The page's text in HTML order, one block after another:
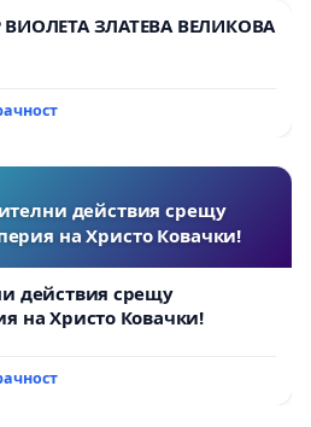
ЗЛАТЕВА ВЕЛИКОВА
действия срещу
на Христо Ковачки!
действия срещу
на Христо Ковачки!